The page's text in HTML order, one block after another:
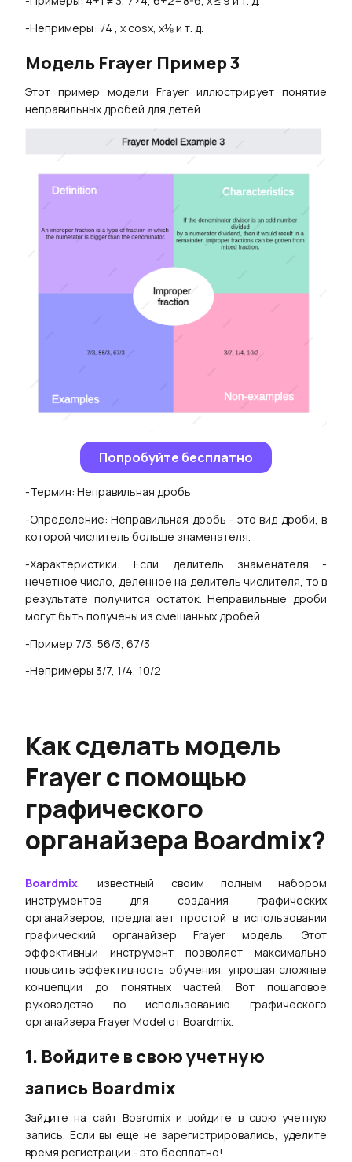
-Непримеры: √4 , x cosx, x⅛ и т. д.
Модель Frayer Пример3
Этот пример модели Frayer иллюстрирует понятие
неправильных дробей для детей.
Попробуйте бесплатно
-Термин: Неправильная дробь
-Определение: Неправильная дробь - это вид дроби, в
которой числитель больше знаменателя.
-Характеристики: Если делитель знаменателя -
нечетное число, деленное на делитель числителя, то в
результате получится остаток. Неправильные дроби
могут быть получены из смешанных дробей.
-Пример 7/3, 56/3, 67/3
-Непримеры 3/7, 1/4, 10/2
Как сделать модель
Frayer с помощью
графического
органайзера Boardmix?
Boardmix, известный своим полным набором
инструментов для создания графических
органайзеров, предлагает простой в использовании
графический органайзер Frayer модель. Этот
эффективный инструмент позволяет максимально
повысить эффективность обучения, упрощая сложные
концепции до понятных частей. Вот пошаговое
руководство по использованию графического
органайзера Frayer Model от Boardmix.
1. Войдите в свою учетную
запись Boardmix
Зайдите на сайт Boardmix и войдите в свою учетную
запись. Если вы еще не зарегистрировались, уделите
время регистрации - это бесплатно!